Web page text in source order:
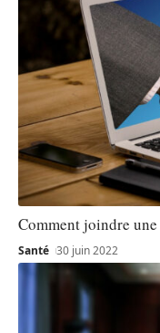
Comment joindre
Santé 30 juin 2022